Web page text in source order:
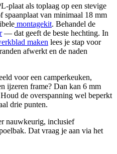
plaat als toplaag op een stevige
van minimaal 18 mm
montagekit. Behandel de
— dat geeft de beste hechting. In
maken lees je stap voor
afwerkt en de naden
voor een camperkeuken,
ijzeren frame? Dan kan 6 mm
de overspanning wel beperkt
drie punten.
nauwkeurig, inclusief
Dat vraag je aan via het